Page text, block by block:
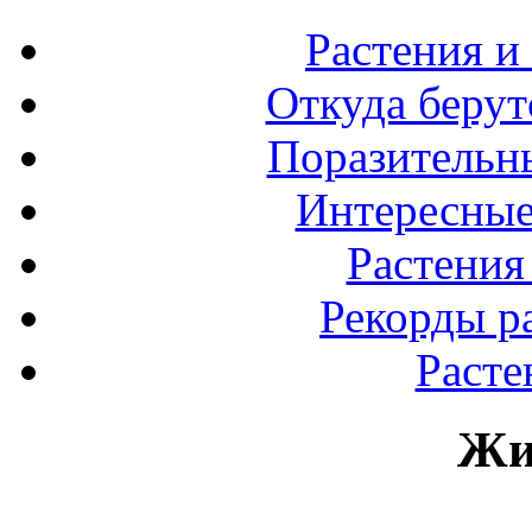
Растения
Откуда
Рекорды